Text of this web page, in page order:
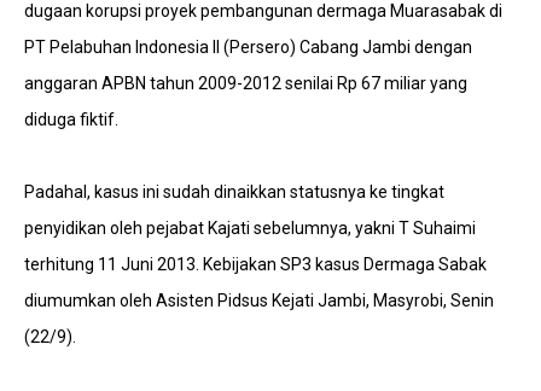
dugaan korupsi proyek pembangunan dermaga Muarasabak di
PT Pelabuhan Indonesia II (Persero) Cabang Jambi dengan
anggaran APBN tahun 2009-2012 senilai Rp 67 miliar yang
diduga fiktif.
Padahal, kasus ini sudah dinaikkan statusnya ke tingkat
penyidikan oleh pejabat Kajati sebelumnya, yakni T Suhaimi
terhitung 11 Juni 2013. Kebijakan SP3 kasus Dermaga Sabak
diumumkan oleh Asisten Pidsus Kejati Jambi, Masyrobi, Senin
(22/9).